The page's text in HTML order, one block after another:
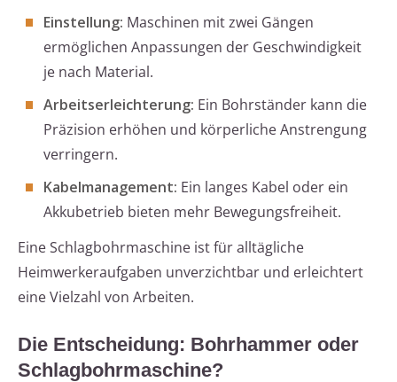
Einstellung: Maschinen mit zwei Gängen
ermöglichen Anpassungen der Geschwindigkeit
je nach Material.
Arbeitserleichterung: Ein Bohrständer kann die
Präzision erhöhen und körperliche Anstrengung
verringern.
Kabelmanagement: Ein langes Kabel oder ein
Akkubetrieb bieten mehr Bewegungsfreiheit.
Eine Schlagbohrmaschine ist für alltägliche
Heimwerkeraufgaben unverzichtbar und erleichtert
eine Vielzahl von Arbeiten.
Die Entscheidung: Bohrhammer oder
Schlagbohrmaschine?